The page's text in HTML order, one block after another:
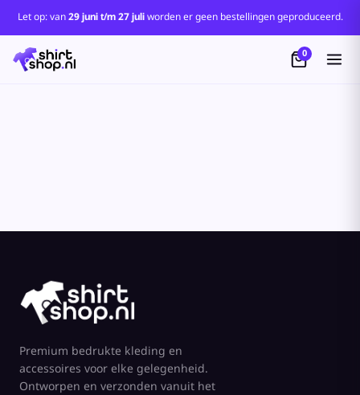
Let op: van29 juni t/m 27 juliworden er geen bestellingen geproduceerd.
0
Premium bedrukte kleding en
accessoires voor elke gelegenheid.
Ontworpen en verzonden vanuit het
Standaard
Price: Lowest First
Price: Highest First